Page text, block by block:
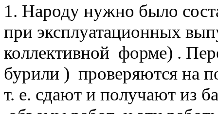
1. Народу нужно было
при эксплуатационных
коллективной форме) .
бурили ) проверяются на
т. е. сдают и получают из